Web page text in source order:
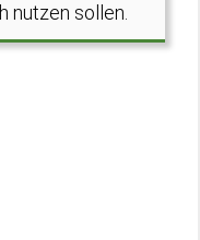
nutzen sollen.